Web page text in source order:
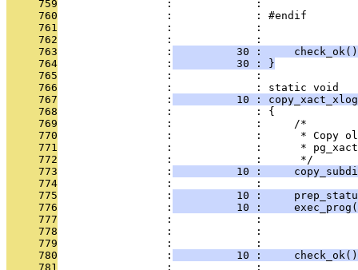
     759
:             :
     760
                 :             : #endif
     761
:             :
     762
                 :             :
     763
                 :
30 :
     764
                 :
          30 : }
     765
                 :             :
     766
                 :             : static void
     767
                 :
10 :
     768
                 :             : {
     769
                 :             :     /*
     770
:             :      * Copy
     771
:             :      *
     772
                 :             :      */
     773
                 :
10 :
     774
                 :             :
     775
                 :
10 :
     776
                 :
10 :
     777
:             :
     778
:             :
     779
:             :
     780
                 :
10 :
     781
                 :             :